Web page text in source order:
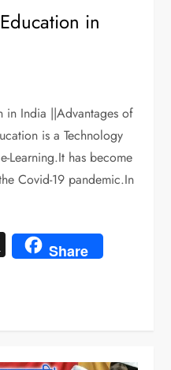
in
in India ||Advantages of
is a Technology
Learning.It has become
Covid-19 pandemic.In
X Share